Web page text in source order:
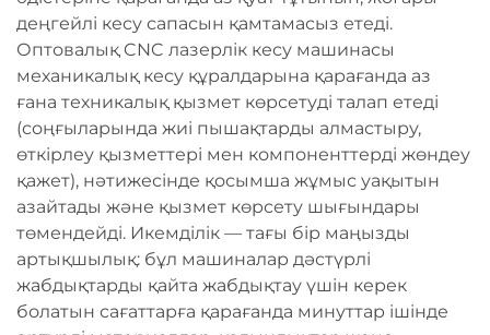
деңгейлі кесу сапасын қамтамасыз етеді.
Оптовалық CNC лазерлік кесу машинасы
механикалық кесу құралдарына қарағанда аз
ғана техникалық қызмет көрсетуді талап етеді
(соңғыларында жиі пышақтарды алмастыру,
өткірлеу қызметтері мен компоненттерді жөндеу
қажет), нәтижесінде қосымша жұмыс уақытын
азайтады және қызмет көрсету шығындары
төмендейді. Икемділік — тағы бір маңызды
артықшылық: бұл машиналар дәстүрлі
жабдықтарды қайта жабдықтау үшін керек
болатын сағаттарға қарағанда минуттар ішінде